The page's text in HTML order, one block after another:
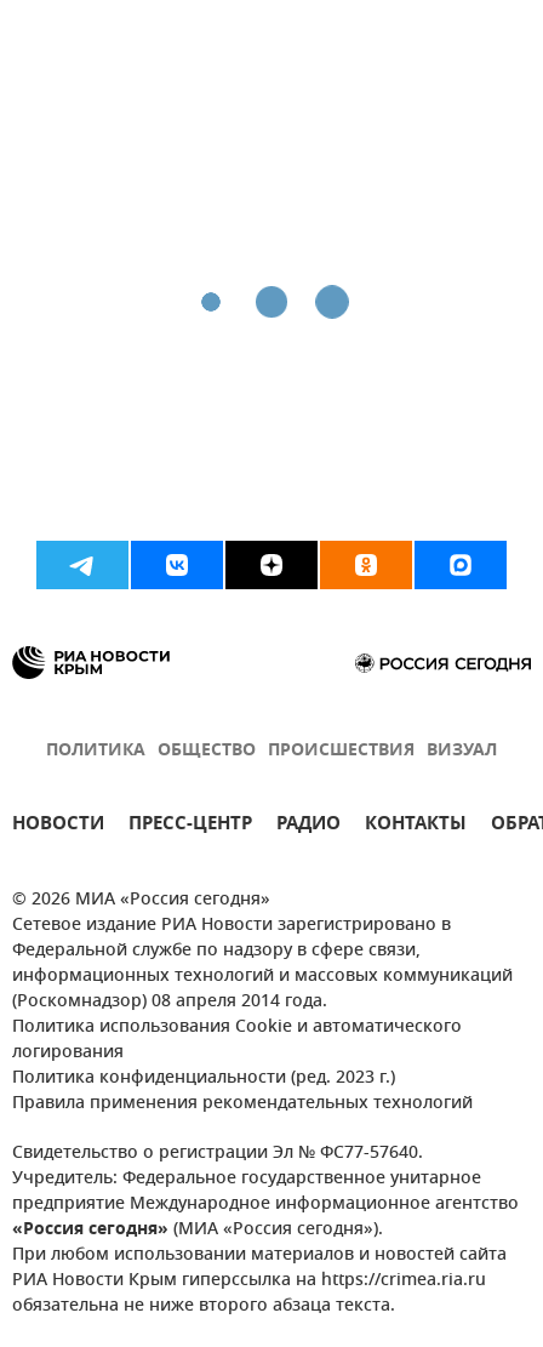
ПОЛИТИКА ОБЩЕСТВО ПРОИСШЕСТВИЯ ВИЗУАЛ
НОВОСТИ ПРЕСС-ЦЕНТР РАДИО КОНТАКТЫ
© 2026 МИА «Россия сегодня»
Сетевое издание РИА Новости зарегистрировано в
Федеральной службе по надзору в сфере связи,
информационных технологий и массовых коммуникаций
(Роскомнадзор) 08 апреля 2014 года.
Политика использования Cookie и автоматического
логирования
Политика конфиденциальности (ред. 2023 г.)
Правила применения рекомендательных технологий
Свидетельство о регистрации Эл № ФС77-57640.
Учредитель: Федеральное государственное унитарное
предприятие Международное информационное агентство
«Россия сегодня» (МИА «Россия сегодня»).
При любом использовании материалов и новостей сайта
РИА Новости Крым гиперссылка на https://crimea.ria.ru
обязательна не ниже второго абзаца текста.